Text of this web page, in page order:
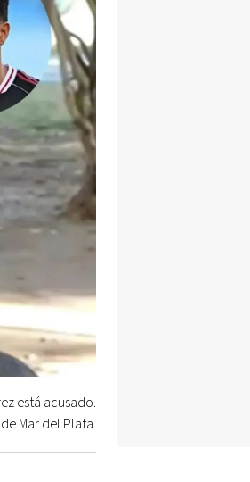
está acusado.
Mar del Plata.